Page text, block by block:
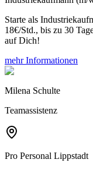
Starte als
18€/Std., bis zu 30
auf Dich!
mehr Informationen
Milena Schulte
Teamassistenz
Pro Personal Lippstadt